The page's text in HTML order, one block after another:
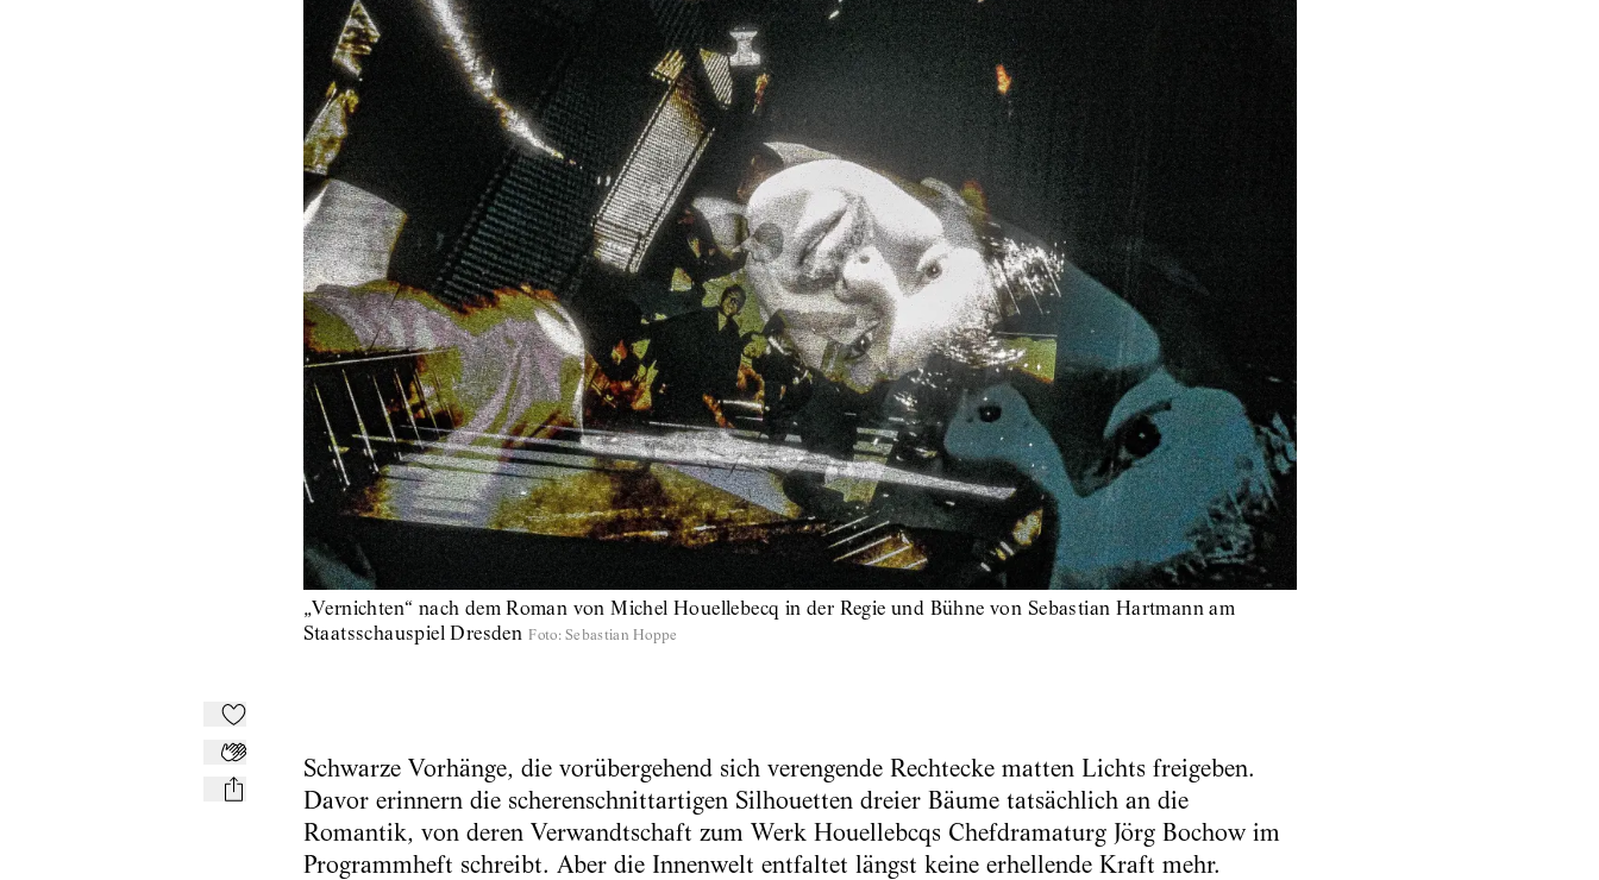
„Vernichten“ nach dem Roman von Michel Houellebecq in der Regie und Bühne von Sebastian Hartmann am
Staatsschauspiel Dresden Foto: Sebastian Hoppe
Zu Mein-TdZ hinzufügen
Applaudieren
mail
Schwarze Vorhänge, die vorübergehend sich verengende Rechtecke matten Lichts freigeben.
Davor erinnern die scherenschnittartigen Silhouetten dreier Bäume tatsächlich an die
Romantik, von deren Verwandtschaft zum Werk Houellebcqs Chefdramaturg Jörg Bochow im
Programmheft schreibt. Aber die Innenwelt entfaltet längst keine erhellende Kraft mehr.